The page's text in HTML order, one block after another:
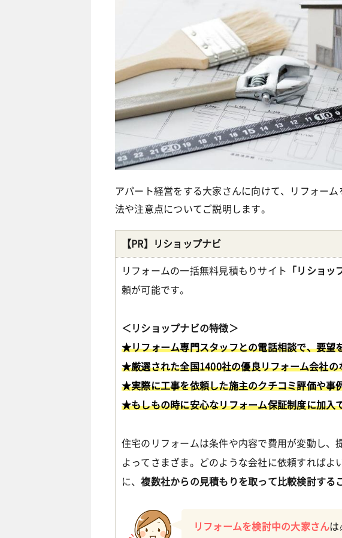
アパート経営をする大家さんに向けて、リフォー
法や注意点についてご説明します。
【PR】リショップナビ
リフォームの一括無料見積もりサイト 「リショッ
頼が可能です。
＜リショップナビの特徴＞
★リフォーム専門スタッフとの電話相談で、要望
★厳選された全国1400社の優良リフォーム会社の
★実際に工事を依頼した施主のクチコミ評価や事
★もしもの時に安心なリフォーム保証制度に加入
住宅のリフォームは条件や内容で費用が変動し、
よってさまざま。どのような会社に依頼すればよ
に、複数社からの見積もりを取って比較検討する
リフォームを検討中の大家さんは